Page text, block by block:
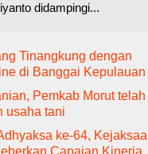
didampingi...
Tinangkung dengan
di Banggai Kepulauan
Pemkab Morut telah
usaha tani
ke-64,